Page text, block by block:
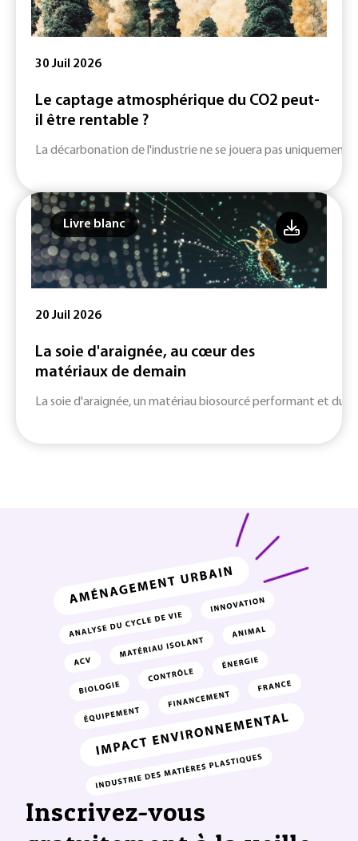
30 Juil 2026
Le captage atmosphérique du CO2 peut-
il être rentable ?
La décarbonation de l'industrie ne se jouera pas uniquement
Livre blanc
20 Juil 2026
La soie d'araignée, au cœur des
matériaux de demain
La soie d'araignée, un matériau biosourcé performant et
Inscrivez-vous